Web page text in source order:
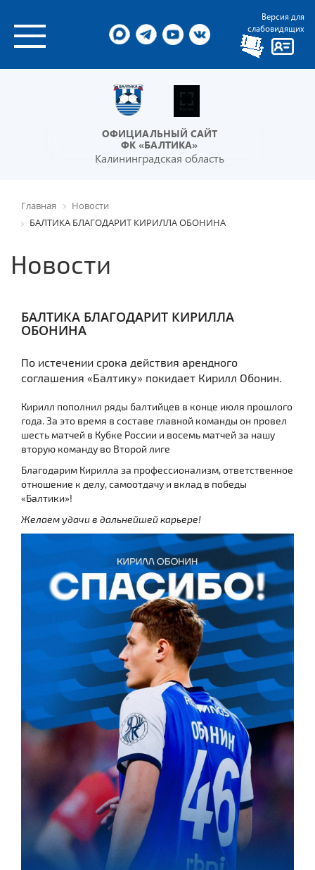
Версия для
слабовидящих
ОФИЦИАЛЬНЫЙ САЙТ
ФК «БАЛТИКА»
Калининградская область
Главная
Новости
БАЛТИКА БЛАГОДАРИТ КИРИЛЛА ОБОНИНА
Новости
БАЛТИКА БЛАГОДАРИТ КИРИЛЛА
ОБОНИНА
По истечении срока действия арендного
соглашения «Балтику» покидает Кирилл Обонин.
Кирилл пополнил ряды балтийцев в конце июля прошлого
года. За это время в составе главной команды он провел
шесть матчей в Кубке России и восемь матчей за нашу
вторую команду во Второй лиге
Благодарим Кирилла за профессионализм, ответственное
отношение к делу, самоотдачу и вклад в победы
«Балтики»!
Желаем удачи в дальнейшей карьере!